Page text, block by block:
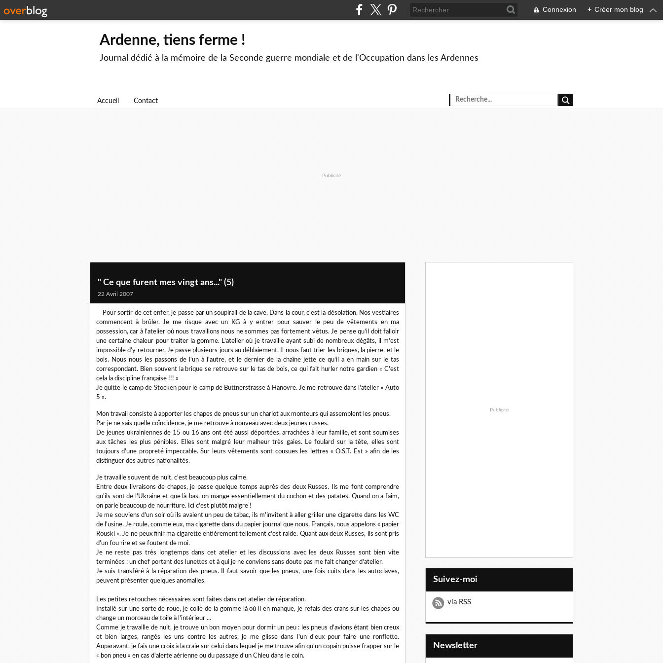
Connexion + Créer mon blog
Ardenne, tiens ferme !
Journal dédié à la mémoire de la Seconde guerre mondiale et de l'Occupation dans les Ardennes
Accueil Contact
Publicité
" Ce que furent mes vingt ans..." (5)
22 Avril 2007
Pour sortir de cet enfer, je passe par un soupirail de la cave. Dans la cour, c'est la désolation. Nos vestiaires
commencent à brûler. Je me risque avec un KG à y entrer pour sauver le peu de vêtements en ma
possession, car à l'atelier où nous travaillons nous ne sommes pas fortement vêtus. Je pense qu'il doit falloir
une certaine chaleur pour traiter la gomme. L'atelier où je travaille ayant subi de nombreux dégâts, il m'est
impossible d'y retourner. Je passe plusieurs jours au déblaiement. Il nous faut trier les briques, la pierre, et le
bois. Nous nous les passons de l'un à l'autre, et le dernier de la chaîne jette ce qu'il a en main sur le tas
correspondant. Bien souvent la brique se retrouve sur le tas de bois, ce qui fait hurler notre gardien « C'est
cela la discipline française !!! »
Je quitte le camp de Stöcken pour le camp de Buttnerstrasse à Hanovre. Je me retrouve dans l'atelier « Auto
5 ».
Mon travail consiste à apporter les chapes de pneus sur un chariot aux monteurs qui assemblent les pneus.
Par je ne sais quelle coïncidence, je me retrouve à nouveau avec deux jeunes russes.
De jeunes ukrainiennes de 15 ou 16 ans ont été aussi déportées, arrachées à leur famille, et sont soumises
aux tâches les plus pénibles. Elles sont malgré leur malheur très gaies. Le foulard sur la tête, elles sont
toujours d'une propreté impeccable. Sur leurs vêtements sont cousues les lettres « O.S.T. Est » afin de les
distinguer des autres nationalités.
Je travaille souvent de nuit, c'est beaucoup plus calme.
Entre deux livraisons de chapes, je passe quelque temps auprès des deux Russes. Ils me font comprendre
qu'ils sont de l'Ukraine et que là-bas, on mange essentiellement du cochon et des patates. Quand on a faim,
on parle beaucoup de nourriture. Ici c'est plutôt maigre !
Je me souviens d'un soir où ils avaient un peu de tabac, ils m'invitent à aller griller une cigarette dans les WC
de l'usine. Je roule, comme eux, ma cigarette dans du papier journal que nous, Français, nous appelons « papier
Rouski ». Je ne peux finir ma cigarette entièrement tellement c'est raide. Quant aux deux Russes, ils sont pris
d'un fou rire et se foutent de moi.
Je ne reste pas très longtemps dans cet atelier et les discussions avec les deux Russes sont bien vite
terminées : un chef portant des lunettes et à qui je ne conviens sans doute pas me fait changer d'atelier.
Je suis transféré à la réparation des pneus. Il faut savoir que les pneus, une fois cuits dans les autoclaves,
peuvent présenter quelques anomalies.
Les petites retouches nécessaires sont faites dans cet atelier de réparation.
Installé sur une sorte de roue, je colle de la gomme là où il en manque, je refais des crans sur les chapes ou
change un morceau de toile à l'intérieur ...
Comme je travaille de nuit, je trouve un bon moyen pour dormir un peu : les pneus d'avions étant bien creux
et bien larges, rangés les uns contre les autres, je me glisse dans l'un d'eux pour faire une ronflette.
Auparavant, je fais une croix à la craie sur celui dans lequel je me trouve afin qu'un copain puisse frapper sur le
« bon pneu » en cas d'alerte aérienne ou du passage d'un Chleu dans le coin.
Publicité
Suivez-moi
via RSS
Newsletter